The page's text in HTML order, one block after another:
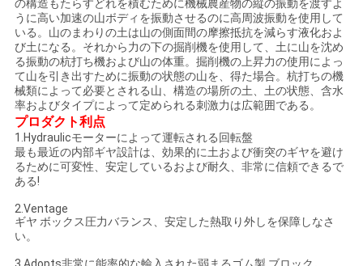
引
金
を
求
め
て
く
の構造もたらすどれを積むために機械農産物の縦の振動を渡すよ
うに高い加速の山ボディを振動させるのに高周波振動を使用して
いる。山のまわりの土は山の側面間の摩擦抵抗を減らす液化およ
び土になる。それから力の下の掘削機を使用して、土に山を沈め
る振動の杭打ち機および山の体重。掘削機の上昇力の使用によっ
て山を引き出すために振動の状態の山を、得た場合。杭打ちの機
械類によって必要とされる山、構造の場所の土、土の状態、含水
率およびタイプによって定められる刺激力は広範囲である。
プロダクト利点
1.Hydraulicモーターによって運転される回転盤
最も最近の内部ギヤ設計は、効果的に土および衝突のギヤを避け
るために可変性、安定しているおよび耐久、非常に信頼できるで
ある!
2.Ventage
ギヤ ボックス圧力バランス、安定した熱取り外しを保障しなさ
い。